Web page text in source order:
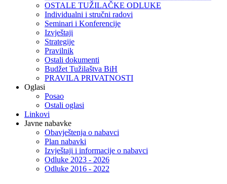
OSTALE TUŽILAČKE ODLUKE
Individualni i stručni radovi
Seminari i Konferencije
Izvještaji
Strategije
Pravilnik
Ostali dokumenti
Budžet Tužilaštva BiH
PRAVILA PRIVATNOSTI
Oglasi
Posao
Ostali oglasi
Linkovi
Javne nabavke
Obavještenja o nabavci
Plan nabavki
Izvještaji i informacije o nabavci
Odluke 2023 - 2026
Odluke 2016 - 2022